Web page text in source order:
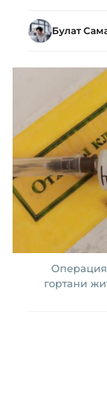
Булат
Операция
гортани